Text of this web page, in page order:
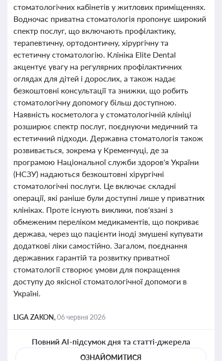
стоматологічних кабінетів у житлових приміщеннях.
Водночас приватна стоматологія пропонує широкий
спектр послуг, що включають профілактику,
терапевтичну, ортодонтичну, хірургічну та
естетичну стоматологію. Клініка Elite Dental
акцентує увагу на регулярних профілактичних
оглядах для дітей і дорослих, а також надає
безкоштовні консультації та знижки, що робить
стоматологічну допомогу більш доступною.
Наявність косметолога у стоматологічній клініці
розширює спектр послуг, поєднуючи медичний та
естетичний підходи. Державна стоматологія також
розвивається, зокрема у Кременчуці, де за
програмою Національної служби здоров'я України
(НСЗУ) надаються безкоштовні хірургічні
стоматологічні послуги. Це включає складні
операції, які раніше були доступні лише у приватних
клініках. Проте існують виклики, пов'язані з
обмеженим переліком медикаментів, що покриває
держава, через що пацієнти іноді змушені купувати
додаткові ліки самостійно. Загалом, поєднання
державних гарантій та розвитку приватної
стоматології створює умови для покращення
доступу до якісної стоматологічної допомоги в
Україні.
LIGA ZAKON,06 червня 2026
Повний AI-підсумок дня та статті-джерела
ОЗНАЙОМИТИСЯ